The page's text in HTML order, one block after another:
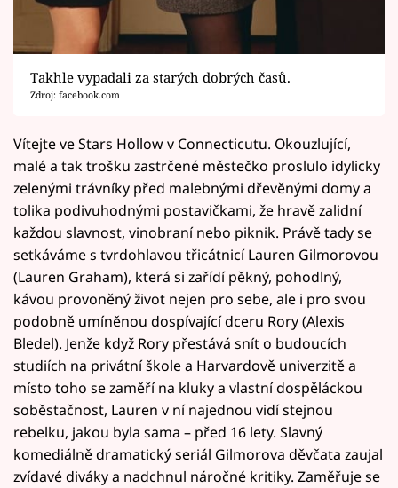
Takhle vypadali za starých dobrých časů.
Zdroj: facebook.com
Vítejte ve Stars Hollow v Connecticutu. Okouzlující,
malé a tak trošku zastrčené městečko proslulo idylicky
zelenými trávníky před malebnými dřevěnými domy a
tolika podivuhodnými postavičkami, že hravě zalidní
každou slavnost, vinobraní nebo piknik. Právě tady se
setkáváme s tvrdohlavou třicátnicí Lauren Gilmorovou
(Lauren Graham), která si zařídí pěkný, pohodlný,
kávou provoněný život nejen pro sebe, ale i pro svou
podobně umíněnou dospívající dceru Rory (Alexis
Bledel). Jenže když Rory přestává snít o budoucích
studiích na privátní škole a Harvardově univerzitě a
místo toho se zaměří na kluky a vlastní dospěláckou
soběstačnost, Lauren v ní najednou vidí stejnou
rebelku, jakou byla sama – před 16 lety. Slavný
komediálně dramatický seriál Gilmorova děvčata zaujal
zvídavé diváky a nadchnul náročné kritiky. Zaměřuje se